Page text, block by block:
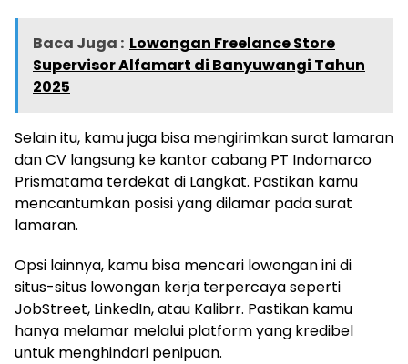
Baca Juga : Lowongan Freelance Store
Supervisor Alfamart di Banyuwangi Tahun
2025
Selain itu, kamu juga bisa mengirimkan surat lamaran
dan CV langsung ke kantor cabang PT Indomarco
Prismatama terdekat di Langkat. Pastikan kamu
mencantumkan posisi yang dilamar pada surat
lamaran.
Opsi lainnya, kamu bisa mencari lowongan ini di
situs-situs lowongan kerja terpercaya seperti
JobStreet, LinkedIn, atau Kalibrr. Pastikan kamu
hanya melamar melalui platform yang kredibel
untuk menghindari penipuan.